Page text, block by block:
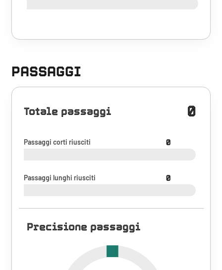
PASSAGGI
Totale passaggi 0
Passaggi corti riusciti 0
Passaggi lunghi riusciti 0
Precisione passaggi